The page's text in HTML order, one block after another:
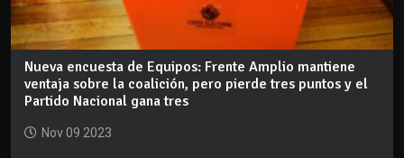
Nueva encuesta de Equipos: Frente Amplio mantiene
ventaja sobre la coalición, pero pierde tres puntos y el
Partido Nacional gana tres
Nov 09 2023